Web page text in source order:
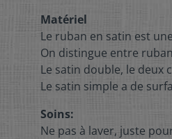
Matériel
Le ruban en satin est
On distingue entre
Le satin double, le deux
Le satin simple a de
Soins:
Ne pas à laver, juste